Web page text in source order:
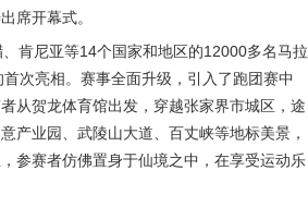
席开幕式。
肯尼亚等14个国家和地区的12000多名马拉
次亮相。赛事全面升级，引入了跑团赛中
从贺龙体育馆出发，穿越张家界市城区，途
产业园、武陵山大道、百丈峡等地标美景，
参赛者仿佛置身于仙境之中，在享受运动乐